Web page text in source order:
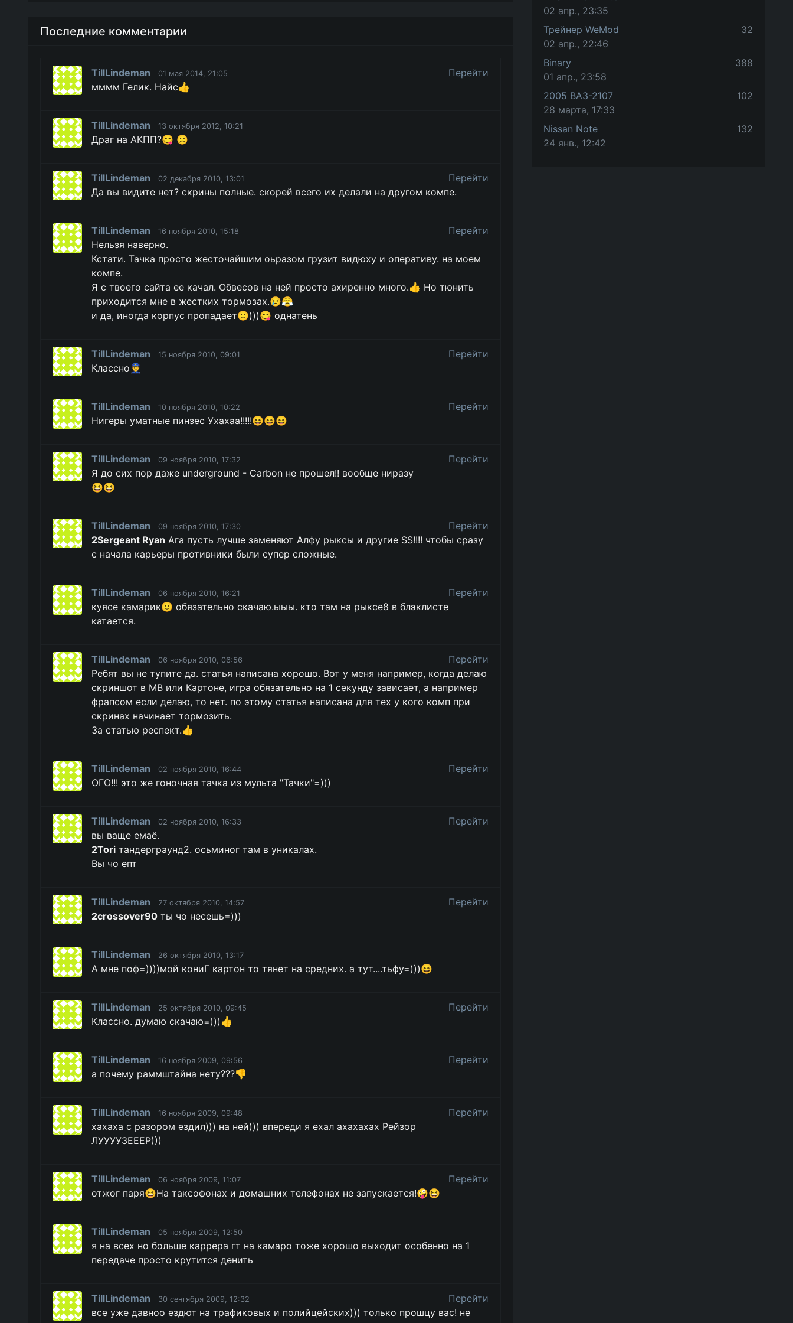
Последние комментарии
TillLindeman 01 мая 2014, 21:05
Перейти
мммм Гелик. Найс👍
TillLindeman 13 октября 2012, 10:21
Драг на АКПП?😋 ☹️
TillLindeman 02 декабря 2010, 13:01
Перейти
Да вы видите нет? скрины полные. скорей всего их делали на другом компе.
TillLindeman 16 ноября 2010, 15:18
Перейти
Нельзя наверно.
Кстати. Тачка просто жесточайшим оьразом грузит видюху и оперативу. на моем
компе.
Я с твоего сайта ее качал. Обвесов на ней просто ахиренно много.👍 Но тюнить
приходится мне в жестких тормозах.😢😤
и да, иногда корпус пропадает🙂)))😋 однатень
TillLindeman 15 ноября 2010, 09:01
Перейти
Классно👮
TillLindeman 10 ноября 2010, 10:22
Перейти
Нигеры уматные пинзес Ухахаа!!!!!😆😆😆
TillLindeman 09 ноября 2010, 17:32
Перейти
Я до сих пор даже underground - Carbon не прошел!! вообще ниразу
😆😆
TillLindeman 09 ноября 2010, 17:30
Перейти
2Sergeant Ryan Ага пусть лучше заменяют Алфу рыксы и другие SS!!!! чтобы сразу
с начала карьеры противники были супер сложные.
TillLindeman 06 ноября 2010, 16:21
Перейти
куясе камарик🙂 обязательно скачаю.ыыы. кто там на рыксе8 в блэклисте
катается.
TillLindeman 06 ноября 2010, 06:56
Перейти
Ребят вы не тупите да. статья написана хорошо. Вот у меня например, когда делаю
скриншот в МВ или Картоне, игра обязательно на 1 секунду зависает, а например
фрапсом если делаю, то нет. по этому статья написана для тех у кого комп при
скринах начинает тормозить.
За статью респект.👍
TillLindeman 02 ноября 2010, 16:44
Перейти
ОГО!!! это же гоночная тачка из мульта "Тачки"=)))
TillLindeman 02 ноября 2010, 16:33
Перейти
вы ваще емаё.
2Tori тандерграунд2. осьминог там в уникалах.
Вы чо епт
TillLindeman 27 октября 2010, 14:57
Перейти
2crossover90 ты чо несешь=)))
TillLindeman 26 октября 2010, 13:17
А мне поф=))))мой кониГ картон то тянет на средних. а тут....тьфу=)))😆
TillLindeman 25 октября 2010, 09:45
Перейти
Классно. думаю скачаю=)))👍
TillLindeman 16 ноября 2009, 09:56
Перейти
а почему раммштайна нету???👎
TillLindeman 16 ноября 2009, 09:48
Перейти
хахаха с разором ездил))) на ней))) впереди я ехал ахахахах Рейзор
ЛУУУУЗЕЕЕР)))
TillLindeman 06 ноября 2009, 11:07
Перейти
отжог паря😆На таксофонах и домашних телефонах не запускается!🤪😆
TillLindeman 05 ноября 2009, 12:50
я на всех но больше каррера гт на камаро тоже хорошо выходит особенно на 1
передаче просто крутится денить
TillLindeman 30 сентября 2009, 12:32
Перейти
все уже давноо ездют на трафиковых и полийцейских))) только прошцу вас! не
02 апр., 23:35
Трейнер WeMod
02 апр., 22:46
32
Binary
01 апр., 23:58
388
2005 ВАЗ-2107
28 марта, 17:33
102
Nissan Note
24 янв., 12:42
132